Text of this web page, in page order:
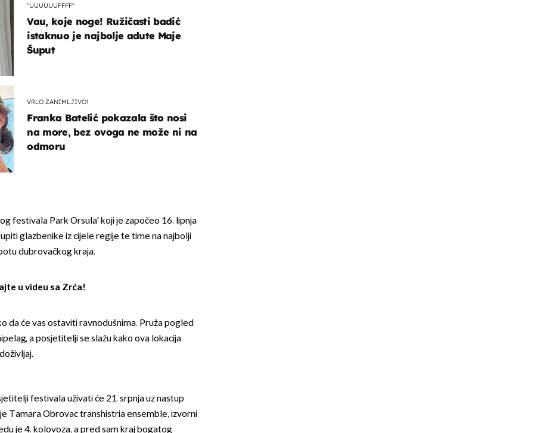
"UUUUUUFFFF"
Vau, koje noge! Ružičasti badić
istaknuo je najbolje adute Maje
Šuput
VRLO ZANIMLJIVO!
Franka Batelić pokazala što nosi
na more, bez ovoga ne može ni na
odmoru
festivala Park Orsula' koji je započeo 16. lipnja
glazbenike iz cijele regije te time na najbolji
dubrovačkog kraja.
u videu sa Zrća!
da će vas ostaviti ravnodušnima. Pruža pogled
a posjetitelji se slažu kako ova lokacija
festivala uživati će 21. srpnja uz nastup
Tamara Obrovac transhistria ensemble, izvorni
je 4. kolovoza, a pred sam kraj bogatog